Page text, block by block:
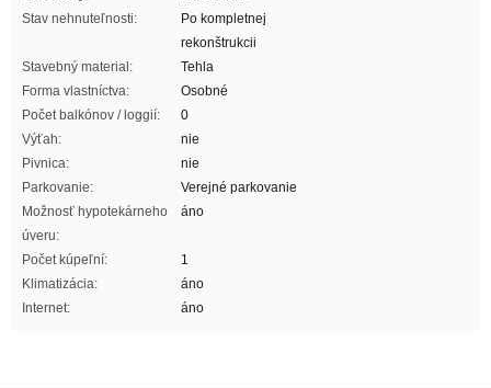
Stav nehnuteľnosti:
Po kompletnej
rekonštrukcii
Stavebný material:
Tehla
Forma vlastníctva:
Osobné
Počet balkónov / loggií:
0
Výťah:
nie
Pivnica:
nie
Parkovanie:
Verejné parkovanie
Možnosť hypotekárneho
úveru:
áno
Počet kúpeľní:
1
Klimatizácia:
áno
Internet:
áno